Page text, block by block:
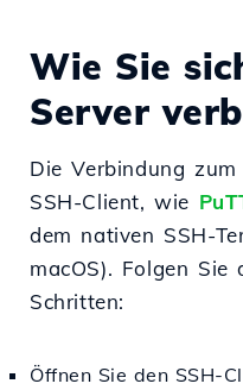
Wie Sie
Server
Die Verbindung
SSH-Client, wie
dem nativen SSH-
macOS). Folgen Sie
Schritten:
Öffnen Sie den SSH-